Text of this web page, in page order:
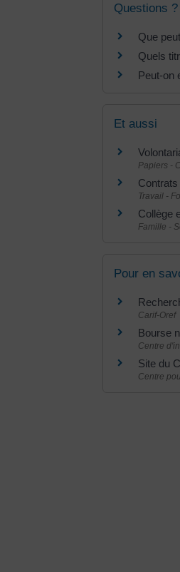
Questions
Que
Quels
Peut-on
Et aussi
Papiers -
Travail -
Collège
Famille -
Pour en
Carif-Oref
Bourse
Centre
Site du
Centre